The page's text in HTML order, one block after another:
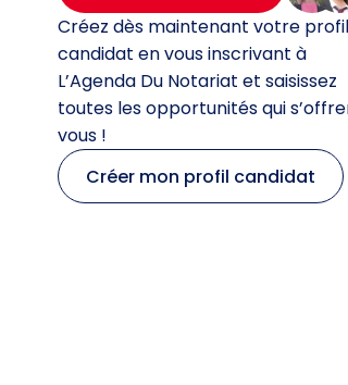
Créez dès maintenant votre profil
candidat en vous inscrivant à
L’Agenda Du Notariat et saisissez
toutes les opportunités qui
vous !
Créer mon profil candidat